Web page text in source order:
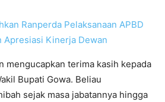
Ranperda Pelaksanaan APBD
Apresiasi Kinerja Dewan
mengucapkan terima kasih kepada
Bupati Gowa. Beliau
sejak masa jabatannya hingga